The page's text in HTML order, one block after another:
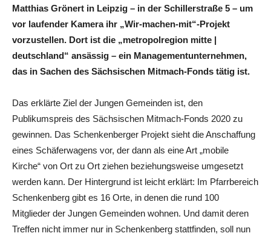
Matthias Grönert in Leipzig – in der Schillerstraße 5 – um
vor laufender Kamera ihr „Wir-machen-mit“-Projekt
vorzustellen. Dort ist die „metropolregion mitte |
deutschland“ ansässig – ein Managementunternehmen,
das in Sachen des Sächsischen Mitmach-Fonds tätig ist.
Das erklärte Ziel der Jungen Gemeinden ist, den
Publikumspreis des Sächsischen Mitmach-Fonds 2020 zu
gewinnen. Das Schenkenberger Projekt sieht die Anschaffung
eines Schäferwagens vor, der dann als eine Art „mobile
Kirche“ von Ort zu Ort ziehen beziehungsweise umgesetzt
werden kann. Der Hintergrund ist leicht erklärt: Im Pfarrbereich
Schenkenberg gibt es 16 Orte, in denen die rund 100
Mitglieder der Jungen Gemeinden wohnen. Und damit deren
Treffen nicht immer nur in Schenkenberg stattfinden, soll nun